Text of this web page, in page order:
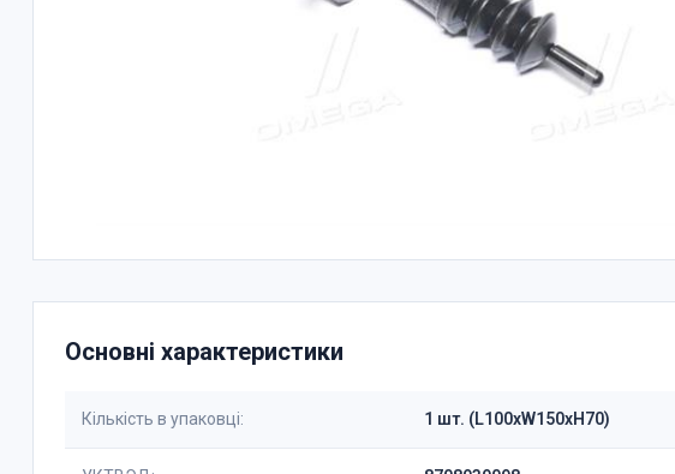
Основні характеристики
Кількість в упаковці: 1 шт. (L100xW150xH70)